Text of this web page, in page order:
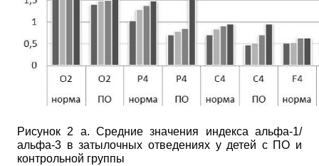
Рисунок 2 а. Средние значения индекса альфа-1/
альфа-3 в затылочных отведениях у детей с ПО и
контрольной группы